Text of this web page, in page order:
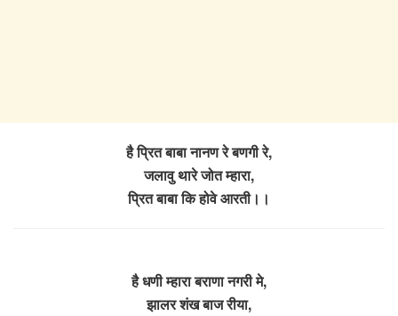
है प्रित बाबा नानण रे बणगी रे,
जलावु थारे जोत म्हारा,
प्रित बाबा कि होवे आरती।।
है धणी म्हारा बराणा नगरी मे,
झालर शंख बाज रीया,